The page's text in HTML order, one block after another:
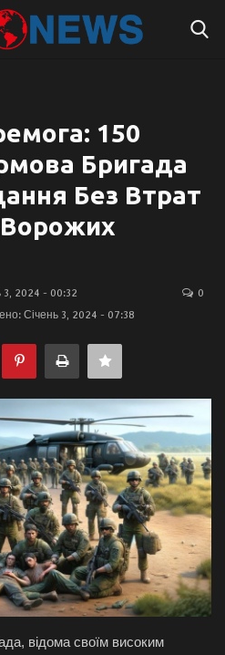
150
Бригада
Без Втрат
3, 2024 - 00:32
Січень 3, 2024 - 07:38
0
відома своїм високим